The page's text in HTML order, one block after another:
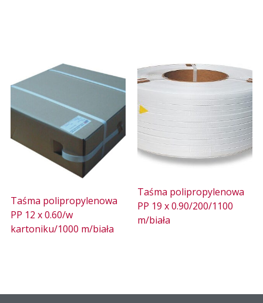
Taśma polipropylenowa
PP 12 x 0.60/w
kartoniku/1000 m/biała
Taśma polipropylenowa
PP 19 x 0.90/200/1100
m/biała